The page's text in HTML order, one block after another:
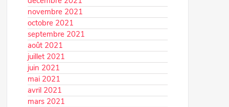
novembre 2021
octobre 2021
septembre 2021
août 2021
juillet 2021
juin 2021
mai 2021
avril 2021
mars 2021